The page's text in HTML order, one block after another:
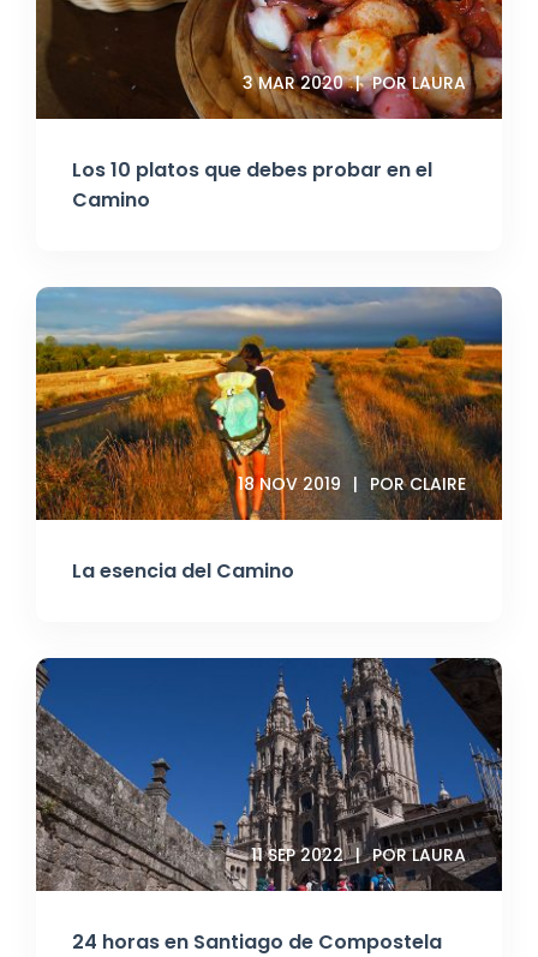
Los 10 platos que debes probar en el
Camino
3 MAR 2020 POR LAURA
La esencia del Camino
18 NOV 2019 POR CLAIRE
24 horas en Santiago de Compostela
11 SEP 2022 POR LAURA